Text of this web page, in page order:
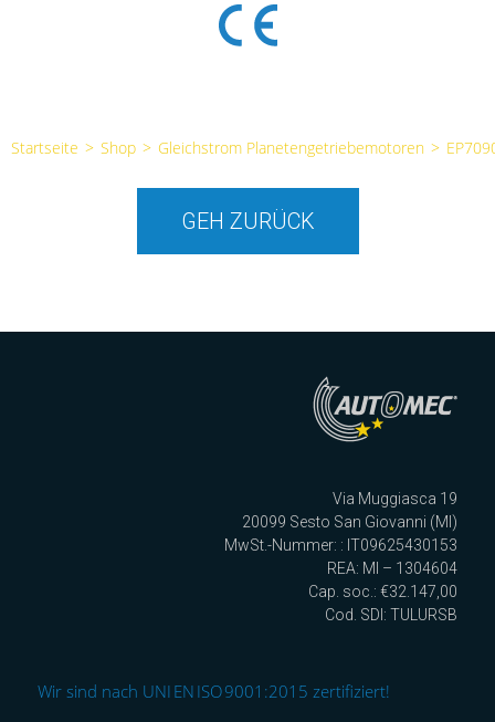
Startseite > Shop > Gleichstrom Planetengetriebemotoren >
GEH ZURÜCK
Via Muggiasca 19
20099 Sesto San Giovanni (MI)
MwSt.-Nummer: : IT09625430153
REA: MI – 1304604
Cap. soc.: €32.147,00
Cod. SDI: TULURSB
Wir sind nach UNI EN ISO 9001:2015 zertifiziert!